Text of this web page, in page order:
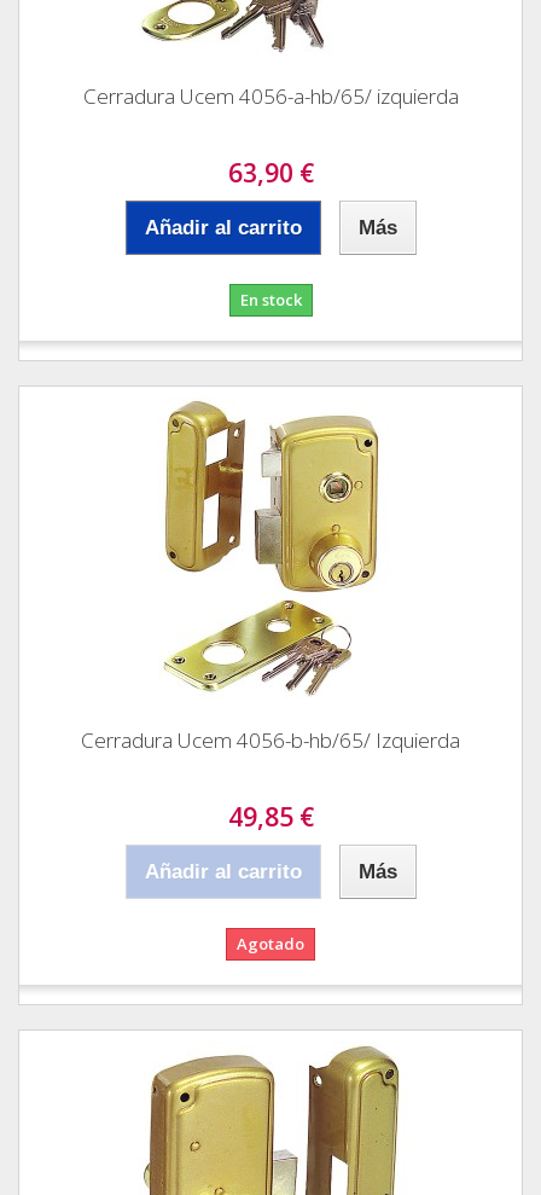
Cerradura Ucem 4056-a-hb/65/ izquierda
63,90 €
Añadir al carrito Más
En stock
Cerradura Ucem 4056-b-hb/65/ Izquierda
49,85 €
Añadir al carrito Más
Agotado